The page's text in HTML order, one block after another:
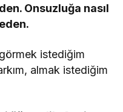
Onsuzluğa nasıl
istediğim
almak istediğim